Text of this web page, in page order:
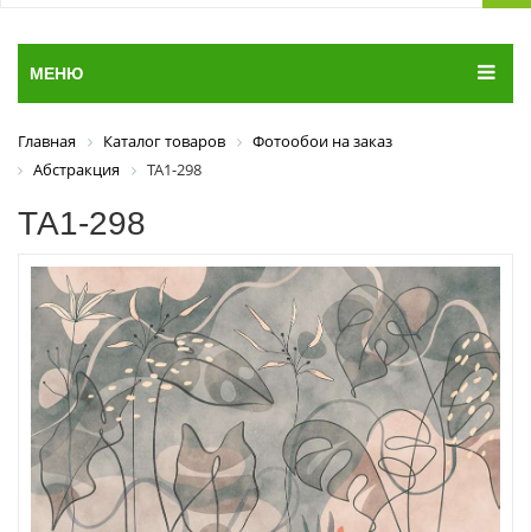
МЕНЮ
Главная Каталог товаров
Фотообои на заказ
Абстракция
ТА1-298
ТА1-298